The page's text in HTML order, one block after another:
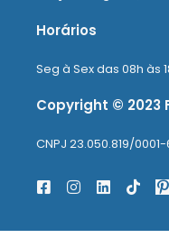
Horários
Seg à Sex das 08h às
Copyright © 2023
CNPJ 23.050.819/